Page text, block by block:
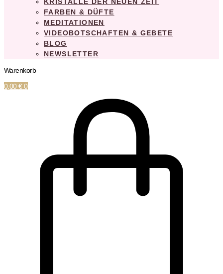
FARBEN & DÜFTE
MEDITATIONEN
VIDEOBOTSCHAFTEN & GEBETE
BLOG
NEWSLETTER
Warenkorb
0,00€ 0